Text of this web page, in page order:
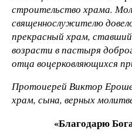
строительство храма.
священнослужителю
прекрасный храм,
возрасти в пастыря
отца воцерковляющихся
Протоиерей Виктор
храм, сына, верных
«Благодарю